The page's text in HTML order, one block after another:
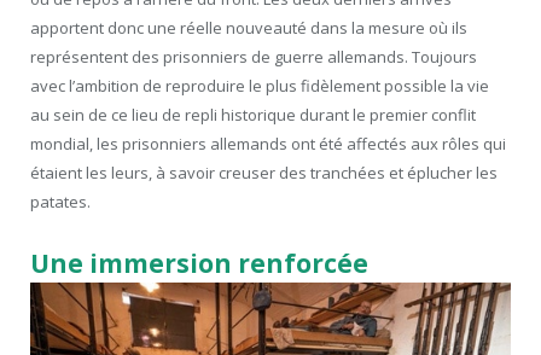
apportent donc une réelle nouveauté dans la mesure où ils
représentent des prisonniers de guerre allemands. Toujours
avec l’ambition de reproduire le plus fidèlement possible la vie
au sein de ce lieu de repli historique durant le premier conflit
mondial, les prisonniers allemands ont été affectés aux rôles qui
étaient les leurs, à savoir creuser des tranchées et éplucher les
patates.
Une immersion renforcée